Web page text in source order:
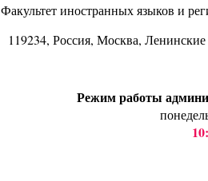
Факультет иностранных языков и
119234, Россия, Москва,
Режим работы